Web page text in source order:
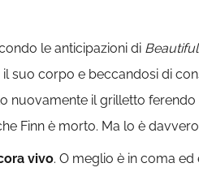
le anticipazioni di Beautiful
suo corpo e beccandosi di
nuovamente il grilletto
Finn è morto. Ma lo è
vivo. O meglio è in coma